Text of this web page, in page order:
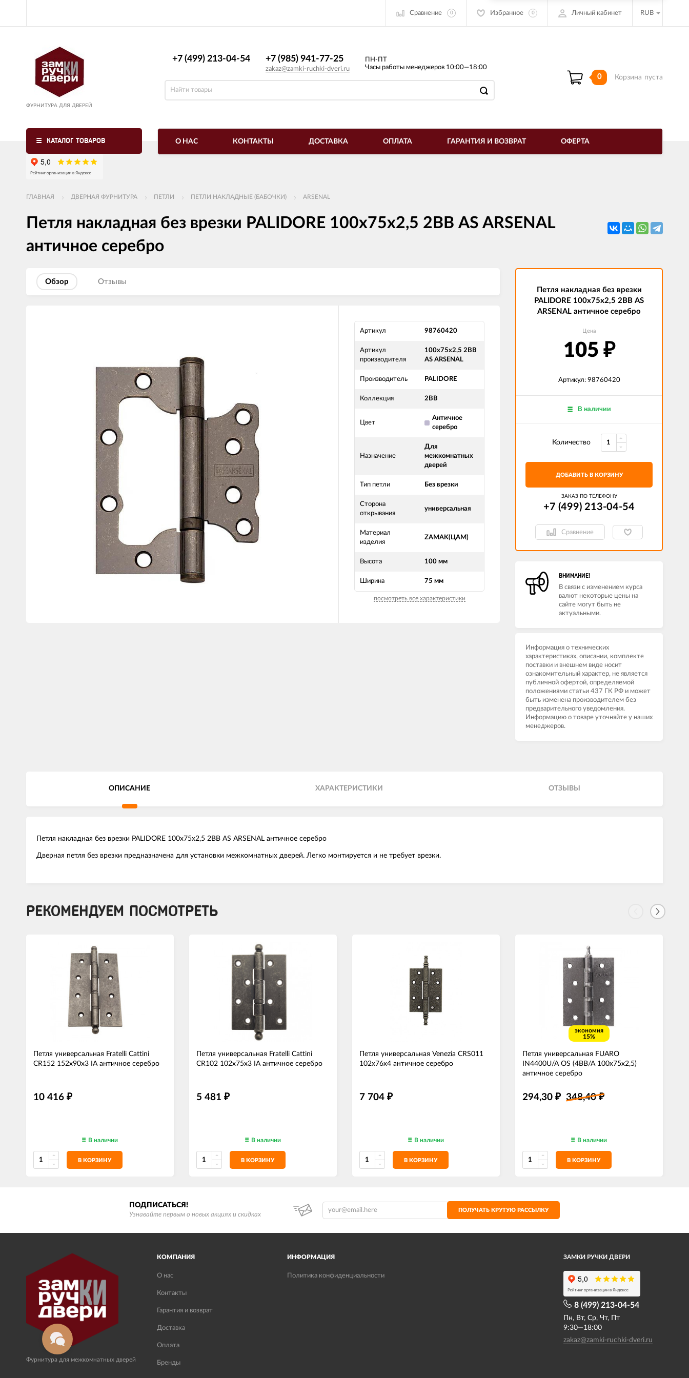
Сравнение 0 Избранное 0 Личный кабинет RUB
ФУРНИТУРА ДЛЯ ДВЕРЕЙ
+7 (499) 213-04-54​ +7 (985) 941-77-25
zakaz@zamki-ruchki-dveri.ru
ПН-ПТ
Часы работы менеджеров 10:00—18:00
0 Корзина пуста
КАТАЛОГ ТОВАРОВ О НАС КОНТАКТЫ ДОСТАВКА ОПЛАТА ГАРАНТИЯ И ВОЗВРАТ ОФЕРТА
ГЛАВНАЯ ДВЕРНАЯ ФУРНИТУРА ПЕТЛИ ПЕТЛИ НАКЛАДНЫЕ (БАБОЧКИ) ARSENAL
Петля накладная без врезки PALIDORE 100х75х2,5 2ВВ AS ARSENAL
античное серебро
Обзор Отзывы
Артикул 98760420
Артикул
производителя
100х75х2,5 2ВВ
AS ARSENAL
Производитель PALIDORE
Коллекция 2ВВ
Цвет
Античное
серебро
Назначение
Для
межкомнатных
дверей
Тип петли Без врезки
Сторона
открывания
универсальная
Материал
изделия
ZAMAK(ЦАМ)
Высота 100 мм
Ширина 75 мм
посмотреть все характеристики
Петля накладная без врезки
PALIDORE 100х75х2,5 2ВВ AS
ARSENAL античное серебро
Цена
105 ₽
Артикул: 98760420
В наличии
Количество
ДОБАВИТЬ В КОРЗИНУ
ЗАКАЗ ПО ТЕЛЕФОНУ
+7 (499) 213-04-54​
Сравнение
ВНИМАНИЕ!
В связи с изменением курса
валют некоторые цены на
сайте могут быть не
актуальными.
Информация о технических
характеристиках, описании, комплекте
поставки и внешнем виде носит
ознакомительный характер, не является
публичной офертой, определяемой
положениями статьи 437 ГК РФ и может
быть изменена производителем без
предварительного уведомления.
Информацию о товаре уточняйте у наших
менеджеров.
ОПИСАНИЕ ХАРАКТЕРИСТИКИ ОТЗЫВЫ
Петля накладная без врезки PALIDORE 100х75х2,5 2ВВ AS ARSENAL античное серебро
Дверная петля без врезки предназначена для установки межкомнатных дверей. Легко монтируется и не требует врезки.
РЕКОМЕНДУЕМ ПОСМОТРЕТЬ
Петля универсальная Fratelli Cattini
CR152 152x90x3 IA античное серебро
10 416 ₽
В наличии
В КОРЗИНУ
Петля универсальная Fratelli Cattini
CR102 102x75x3 IA античное серебро
5 481 ₽
В наличии
В КОРЗИНУ
Петля универсальная Venezia CRS011
102x76x4 античное серебро
7 704 ₽
В наличии
В КОРЗИНУ
экономия
15%
Петля универсальная FUARO
IN4400U/A OS (4BB/A 100x75x2,5)
античное серебро
294,30 ₽ 348,40₽
В наличии
В КОРЗИНУ
ПОДПИСАТЬСЯ!
Узнавайте первым о новых акциях и скидках
ПОЛУЧАТЬ КРУТУЮ РАССЫЛКУ
Фурнитура для межкомнатных дверей
КОМПАНИЯ
О нас
Контакты
Гарантия и возврат
Доставка
Оплата
Бренды
ИНФОРМАЦИЯ
Политика конфиденциальности
ЗАМКИ РУЧКИ ДВЕРИ
8 (499) 213-04-54​
Пн, Вт, Ср, Чт, Пт
9:30—18:00
zakaz@zamki-ruchki-dveri.ru